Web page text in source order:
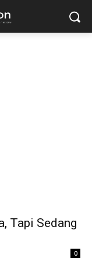
Tapi Sedang
0